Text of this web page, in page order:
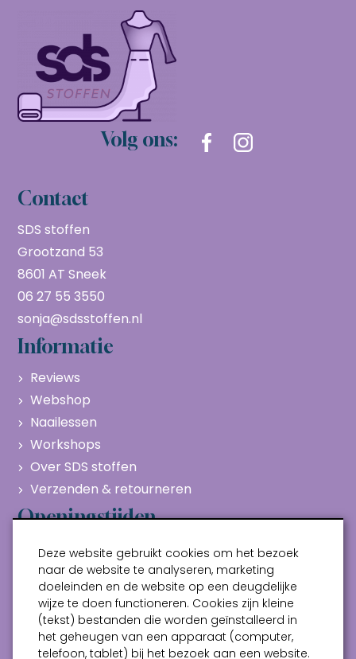
Volg ons:
Contact
SDS stoffen
Grootzand 53
8601 AT Sneek
06 27 55 3550
sonja@sdsstoffen.nl
Informatie
Reviews
Webshop
Naailessen
Workshops
Over SDS stoffen
Verzenden & retourneren
Openingstijden
Maandag
Gesloten
Dinsdag
10:00 - 17:00
Woensdag
10:00 - 17:00
Donderdag
10:00 - 17:00
Vrijdag
10:00 - 17:00
Deze website gebruikt cookies om het bezoek
naar de website te analyseren, marketing
doeleinden en de website op een deugdelijke
wijze te doen functioneren. Cookies zijn kleine
(tekst) bestanden die worden geïnstalleerd in
het geheugen van een apparaat (computer,
telefoon, tablet) bij het bezoek aan een website.